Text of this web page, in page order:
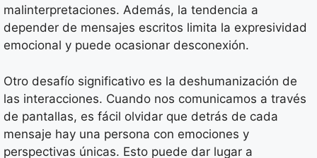
malinterpretaciones. Además, la tendencia a
depender de mensajes escritos limita la expresividad
emocional y puede ocasionar desconexión.
Otro desafío significativo es la deshumanización de
las interacciones. Cuando nos comunicamos a través
de pantallas, es fácil olvidar que detrás de cada
mensaje hay una persona con emociones y
perspectivas únicas. Esto puede dar lugar a